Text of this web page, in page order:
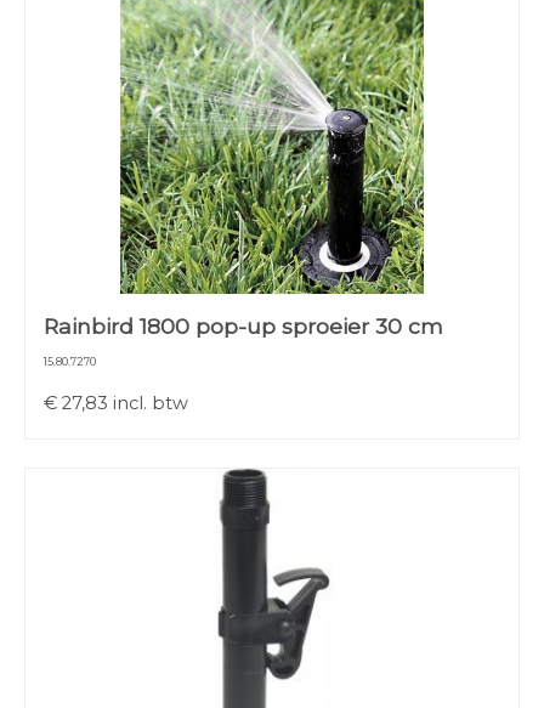
Rainbird 1800 pop-up sproeier 30 cm
15.80.7270
€ 27,83 incl. btw